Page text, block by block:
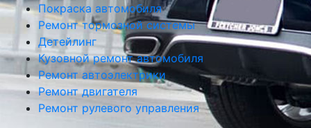
Покраска автомобиля
Ремонт тормозной системы
Детейлинг
Кузовной ремонт автомобиля
Ремонт автоэлектрики
Ремонт двигателя
Ремонт рулевого управления